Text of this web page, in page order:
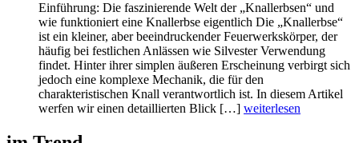
Einführung: Die faszinierende Welt der „Knallerbsen“ und
wie funktioniert eine Knallerbse eigentlich Die „Knallerbse“
ist ein kleiner, aber beeindruckender Feuerwerkskörper, der
häufig bei festlichen Anlässen wie Silvester Verwendung
findet. Hinter ihrer simplen äußeren Erscheinung verbirgt sich
jedoch eine komplexe Mechanik, die für den
charakteristischen Knall verantwortlich ist. In diesem Artikel
werfen wir einen detaillierten Blick […] weiterlesen